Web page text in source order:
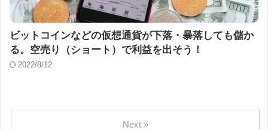
ビットコインなどの仮想通貨が下落・暴落しても儲か
る。空売り（ショート）で利益を出そう！
2022/8/12
Next »